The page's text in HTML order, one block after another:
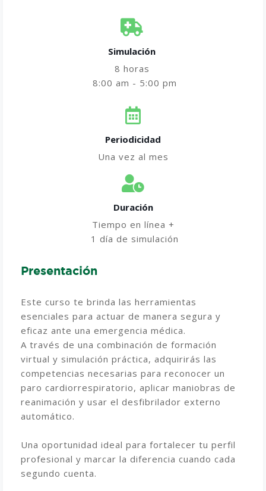
Simulación
8 horas
8:00 am - 5:00 pm
Periodicidad
Una vez al mes
Duración
Tiempo en línea +
1 día de simulación
Presentación
Este curso te brinda las herramientas
esenciales para actuar de manera segura y
eficaz ante una emergencia médica.
A través de una combinación de formación
virtual y simulación práctica, adquirirás las
competencias necesarias para reconocer un
paro cardiorrespiratorio, aplicar maniobras de
reanimación y usar el desfibrilador externo
automático.
Una oportunidad ideal para fortalecer tu perfil
profesional y marcar la diferencia cuando cada
segundo cuenta.